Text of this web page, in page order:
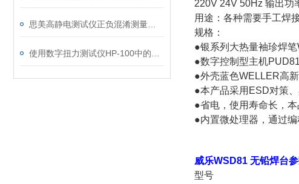
220V 24V 50Hz 输出功
用途：各种需要手工焊
规格：
●银系列大热量袖珍焊
●数字控制型主机
●外壳蓝色WELLER高
●本产品采用ESD对策
●省电，使用寿命长，
●内置微处理器，通过
威乐WSD81 无铅焊台参
型号